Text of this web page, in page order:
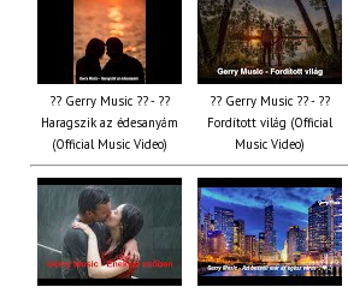
?? Gerry Music ?? - ??
Haragszik az édesanyám
(Official Music Video)
?? Gerry Music ?? - ??
Fordított világ (Official
Music Video)